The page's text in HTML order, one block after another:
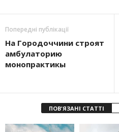
Попередні публікації
На Городоччини строят
амбулаторию
монопрактикы
ПОВ'ЯЗАНІ СТАТТІ